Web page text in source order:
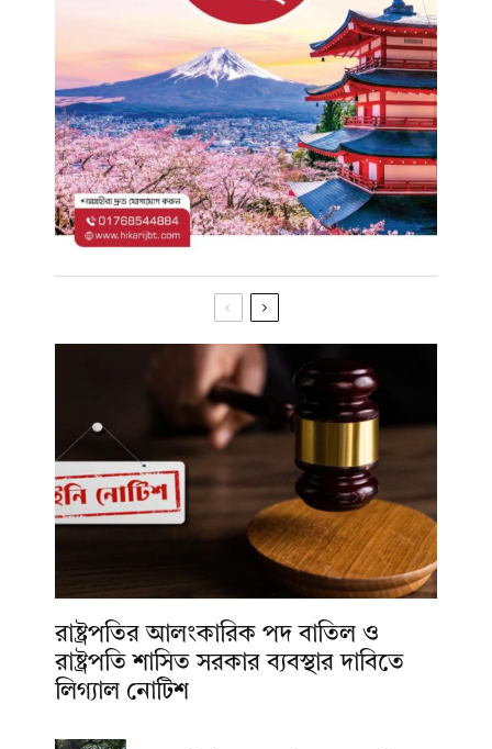
রাষ্ট্রপতির আলংকারিক পদ বাতিল ও
রাষ্ট্রপতি শাসিত সরকার ব্যবস্থার দাবিতে
লিগ্যাল নোটিশ